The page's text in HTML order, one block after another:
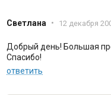
Светлана • 12 декабря
Добрый день! Большая
Спасибо!
ответить